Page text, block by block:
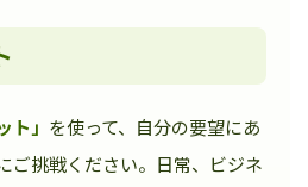
ト」 を使って、自分の要望にあ
ご挑戦ください。日常、ビジネ